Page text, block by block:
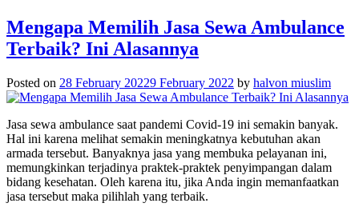
Mengapa Memilih Jasa Sewa Ambulance
Terbaik? Ini Alasannya
Posted on 28 February 20229 February 2022 by halvon miuslim
Jasa sewa ambulance saat pandemi Covid-19 ini semakin banyak.
Hal ini karena melihat semakin meningkatnya kebutuhan akan
armada tersebut. Banyaknya jasa yang membuka pelayanan ini,
memungkinkan terjadinya praktek-praktek penyimpangan dalam
bidang kesehatan. Oleh karena itu, jika Anda ingin memanfaatkan
jasa tersebut maka pilihlah yang terbaik.